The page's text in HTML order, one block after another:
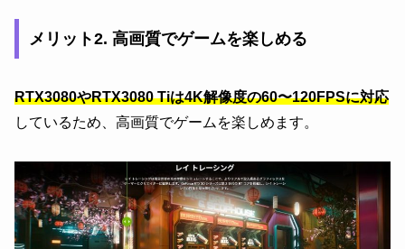
メリット2. 高画質でゲームを楽しめる
RTX3080やRTX3080 Tiは4K解像度の60〜120FPSに対応
しているため、高画質でゲームを楽しめます。